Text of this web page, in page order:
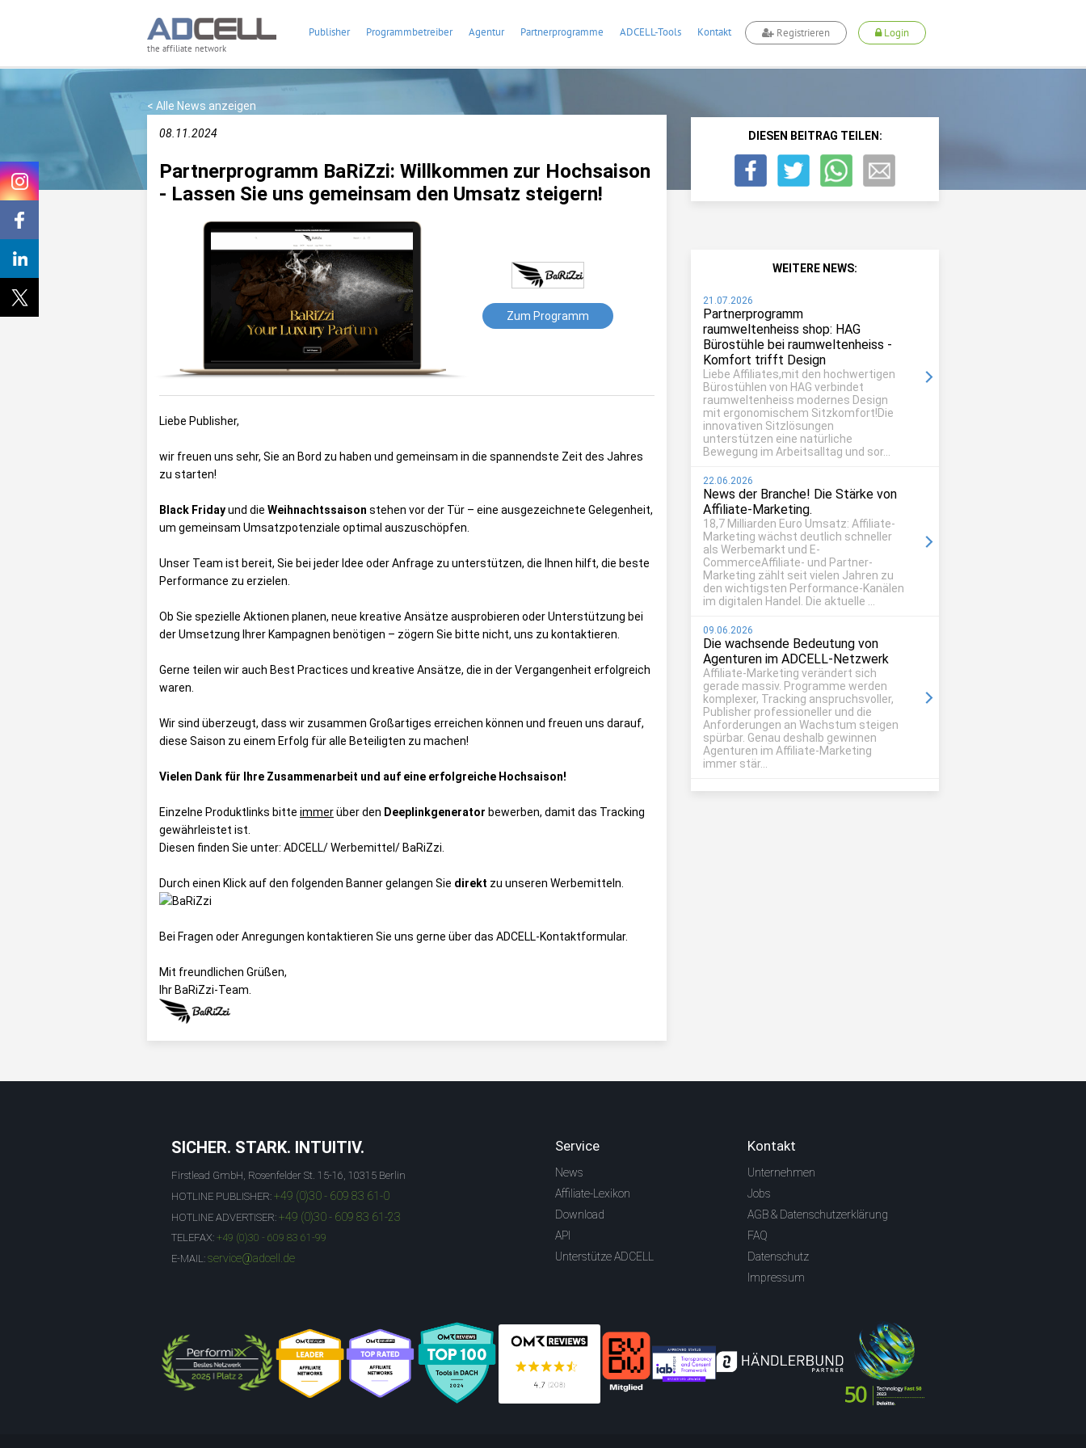
the affiliate network
Publisher Programmbetreiber Agentur Partnerprogramme ADCELL-Tools Kontakt Registrieren Login
< Alle News anzeigen
08.11.2024
Partnerprogramm BaRiZzi: Willkommen zur Hochsaison
- Lassen Sie uns gemeinsam den Umsatz steigern!
Zum Programm
Liebe Publisher,
wir freuen uns sehr, Sie an Bord zu haben und gemeinsam in die spannendste Zeit des Jahres
zu starten!
Black Fridayund die Weihnachtssaison stehen vor der Tür – eine ausgezeichnete Gelegenheit,
um gemeinsam Umsatzpotenziale optimal auszuschöpfen.
Unser Team ist bereit, Sie bei jeder Idee oder Anfrage zu unterstützen, die Ihnen hilft, die beste
Performance zu erzielen.
Ob Sie spezielle Aktionen planen, neue kreative Ansätze ausprobieren oder Unterstützung bei
der Umsetzung Ihrer Kampagnen benötigen – zögern Sie bitte nicht, uns zu kontaktieren.
Gerne teilen wir auch Best Practices und kreative Ansätze, die in der Vergangenheit erfolgreich
waren.
Wir sind überzeugt, dass wir zusammen Großartiges erreichen können und freuen uns darauf,
diese Saison zu einem Erfolg für alle Beteiligten zu machen!
Vielen Dank für Ihre Zusammenarbeit und auf eine erfolgreiche Hochsaison!
Einzelne Produktlinks bitte immerüber den Deeplinkgenerator bewerben, damit das Tracking
gewährleistet ist.
Diesen finden Sie unter: ADCELL/ Werbemittel/ BaRiZzi
Durch einen Klick auf den folgenden Banner gelangen Sie direkt zu unseren Werbemitteln.
Bei Fragen oder Anregungen kontaktieren Sie uns gerne über das ADCELL-Kontaktformular.
Mit freundlichen Grüßen,
Ihr BaRiZzi-Team.
DIESEN BEITRAG TEILEN:
WEITERE NEWS:
21.07.2026
Partnerprogramm
raumweltenheiss shop: HAG
Bürostühle bei raumweltenheiss -
Komfort trifft Design
Liebe Affiliates,mit den hochwertigen
Bürostühlen von HAG verbindet
raumweltenheiss modernes Design
mit ergonomischem Sitzkomfort!Die
innovativen Sitzlösungen
unterstützen eine natürliche
Bewegung im Arbeitsalltag und sor...
22.06.2026
News der Branche! Die Stärke von
Affiliate-Marketing.
18,7 Milliarden Euro Umsatz: Affiliate-
Marketing wächst deutlich schneller
als Werbemarkt und E-
CommerceAffiliate- und Partner-
Marketing zählt seit vielen Jahren zu
den wichtigsten Performance-Kanälen
im digitalen Handel. Die aktuelle ...
09.06.2026
Die wachsende Bedeutung von
Agenturen im ADCELL-Netzwerk
Affiliate-Marketing verändert sich
gerade massiv. Programme werden
komplexer, Tracking anspruchsvoller,
Publisher professioneller und die
Anforderungen an Wachstum steigen
spürbar. Genau deshalb gewinnen
Agenturen im Affiliate-Marketing
immer stär...
SICHER. STARK. INTUITIV.
Firstlead GmbH, Rosenfelder St. 15-16, 10315 Berlin
HOTLINE PUBLISHER: +49 (0)30 - 609 83 61-0
HOTLINE ADVERTISER: +49 (0)30 - 609 83 61-23
TELEFAX: +49 (0)30 - 609 83 61-99
E-MAIL: service@adcell.de
Service
News
Affiliate-Lexikon
Download
API
Unterstütze ADCELL
Kontakt
Unternehmen
Jobs
AGB & Datenschutzerklärung
FAQ
Datenschutz
Impressum